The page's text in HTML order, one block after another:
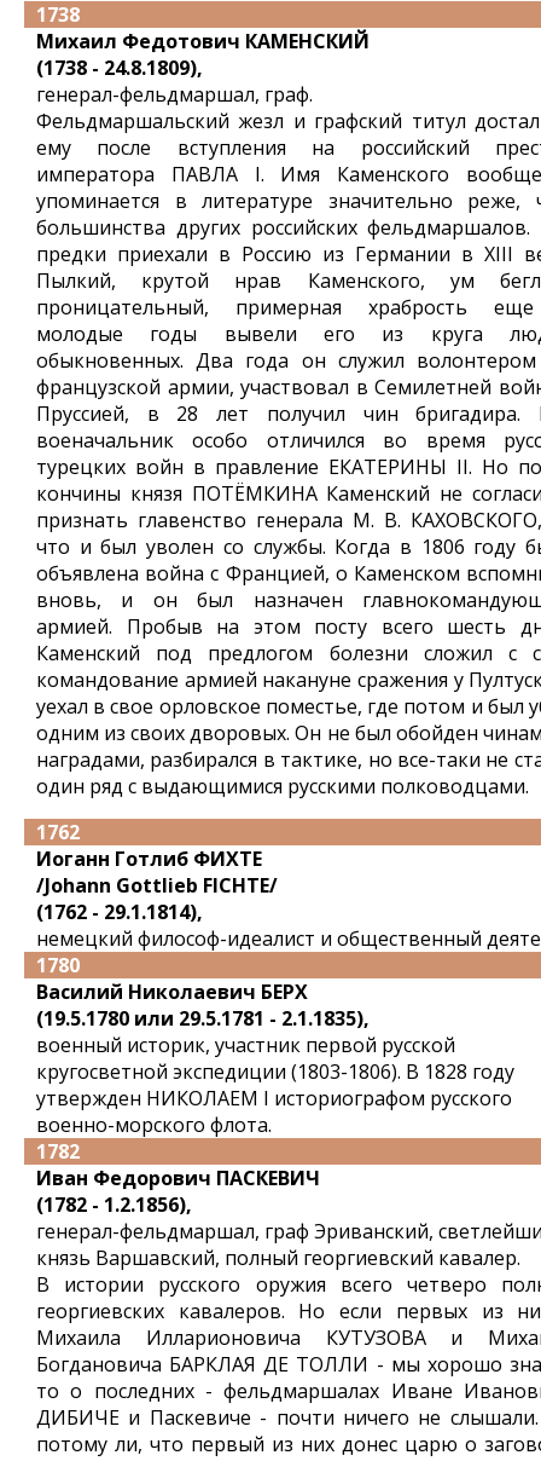
1738
Михаил Федотович КАМЕНСКИЙ
(1738 - 24.8.1809),
генерал-фельдмаршал, граф.
Фельдмаршальский жезл и графский титул
ему после вступления на российский
императора ПАВЛА I. Имя Каменского
упоминается в литературе значительно реже,
большинства других российских фельдмаршалов.
предки приехали в Россию из Германии в XIII
Пылкий, крутой нрав Каменского, ум
проницательный, примерная храбрость
молодые годы вывели его из круга
обыкновенных. Два года он служил
французской армии, участвовал в Семилетней
Пруссией, в 28 лет получил чин бригадира.
военачальник особо отличился во время
турецких войн в правление ЕКАТЕРИНЫ II. Но
кончины князя ПОТЁМКИНА Каменский не
признать главенство генерала М. В.
что и был уволен со службы. Когда в 1806 году
объявлена война с Францией, о Каменском
вновь, и он был назначен
армией. Пробыв на этом посту всего шесть
Каменский под предлогом болезни сложил с
командование армией накануне сражения у
уехал в свое орловское поместье, где потом и был
одним из своих дворовых. Он не был обойден
наградами, разбирался в тактике, но все-таки не
один ряд с выдающимися русскими полководцами.
1762
Иоганн Готлиб ФИХТЕ
/Johann Gottlieb FICHTE/
(1762 - 29.1.1814),
немецкий философ-идеалист и общественный
1780
Василий Николаевич БЕРХ
(19.5.1780 или 29.5.1781 - 2.1.1835),
военный историк, участник первой русской
кругосветной экспедиции (1803-1806). В 1828 году
утвержден НИКОЛАЕМ I историографом русского
военно-морского флота.
1782
Иван Федорович ПАСКЕВИЧ
(1782 - 1.2.1856),
генерал-фельдмаршал, граф Эриванский,
князь Варшавский, полный георгиевский кавалер.
В истории русского оружия всего четверо
георгиевских кавалеров. Но если первых из
Михаила Илларионовича КУТУЗОВА и
Богдановича БАРКЛАЯ ДЕ ТОЛЛИ - мы хорошо
то о последних - фельдмаршалах Иване
ДИБИЧЕ и Паскевиче - почти ничего не
потому ли, что первый из них донес царю о